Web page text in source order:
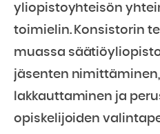
yliopistoyhteisön
toimielin. Konsistorin
muassa
jäsenten
lakkauttaminen ja
opiskelijoiden